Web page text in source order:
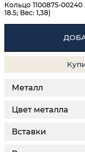
Кольцо 1100875-
18.5; Вес: 1,38)
Металл
Цвет металла
Вставки